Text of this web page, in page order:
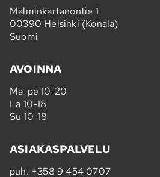
Malminkartanontie 1
00390 Helsinki (Konala)
Suomi
AVOINNA
Ma-pe 10-20
La 10-18
Su 10-18
ASIAKASPALVELU
puh. +358 9 454 0707